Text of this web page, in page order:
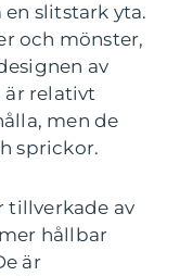
slitstark yta.
och mönster,
av
är relativt
men de
sprickor.
tillverkade av
hållbar
är